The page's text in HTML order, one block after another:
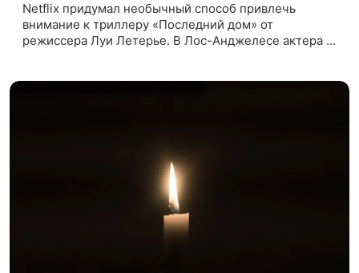
Netflix придумал необычный способ привлечь
внимание к триллеру «Последний дом» от
режиссера Луи Летерье. В Лос-Анджелесе актера на